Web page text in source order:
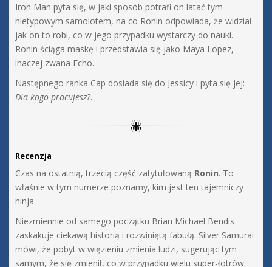
Iron Man pyta się, w jaki sposób potrafi on latać tym
nietypowym samolotem, na co Ronin odpowiada, że widział
jak on to robi, co w jego przypadku wystarczy do nauki.
Ronin ściąga maskę i przedstawia się jako Maya Lopez,
inaczej zwana Echo.
Następnego ranka Cap dosiada się do Jessicy i pyta się jej:
Dla kogo pracujesz?.
Recenzja
Czas na ostatnią, trzecią część zatytułowaną Ronin. To
właśnie w tym numerze poznamy, kim jest ten tajemniczy
ninja.
Niezmiennie od samego początku Brian Michael Bendis
zaskakuje ciekawą historią i rozwiniętą fabułą. Silver Samurai
mówi, że pobyt w więzieniu zmienia ludzi, sugerując tym
samym, że się zmienił, co w przypadku wielu super-łotrów